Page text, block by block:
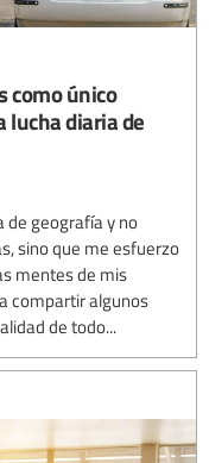
como único
lucha diaria de
de geografía y no
sino que me esfuerzo
mentes de mis
compartir algunos
de todo...